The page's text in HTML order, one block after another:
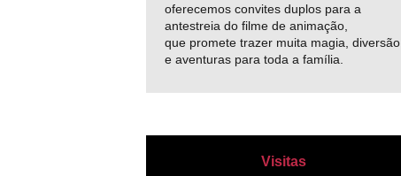
oferecemos convites duplos para a
antestreia do filme de animação,
que promete trazer muita magia, diversão
e aventuras para toda a família.
Visitas